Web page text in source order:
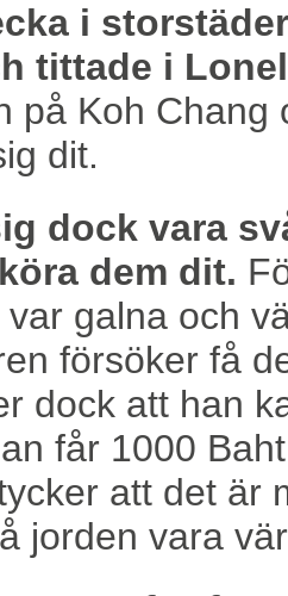
i
tittade i
på Koh
dit.
dock vara
dem dit.
galna och
försöker få
dock att han
får 1000
att det är
jorden vara